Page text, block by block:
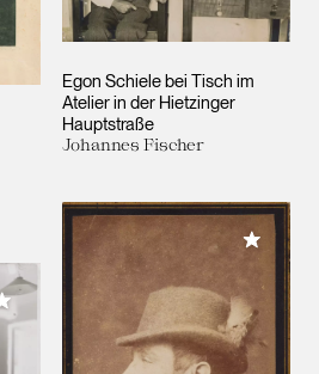
Egon Schiele bei Tisch im
Atelier in der Hietzinger
Hauptstraße
Johannes Fischer
Meiner Sammlung hinzufügen
Meiner